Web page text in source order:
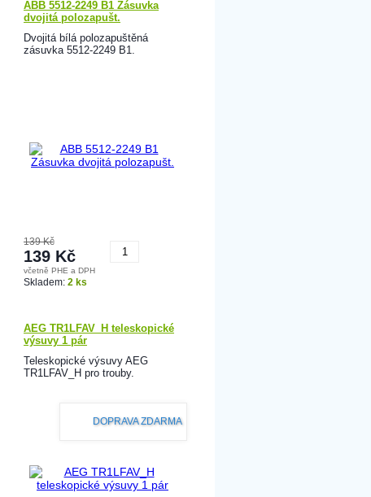
ABB 5512-2249 B1 Zásuvka
dvojitá polozapušt.
Dvojitá bílá polozapuštěná
zásuvka 5512-2249 B1.
139 Kč
139 Kč
včetně PHE a DPH
Skladem: 2 ks
AEG TR1LFAV_H teleskopické
výsuvy 1 pár
Teleskopické výsuvy AEG
TR1LFAV_H pro trouby.
DOPRAVA ZDARMA